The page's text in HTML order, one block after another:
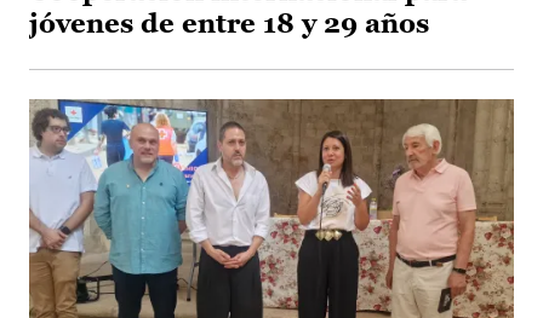
jóvenes de entre 18 y 29 años